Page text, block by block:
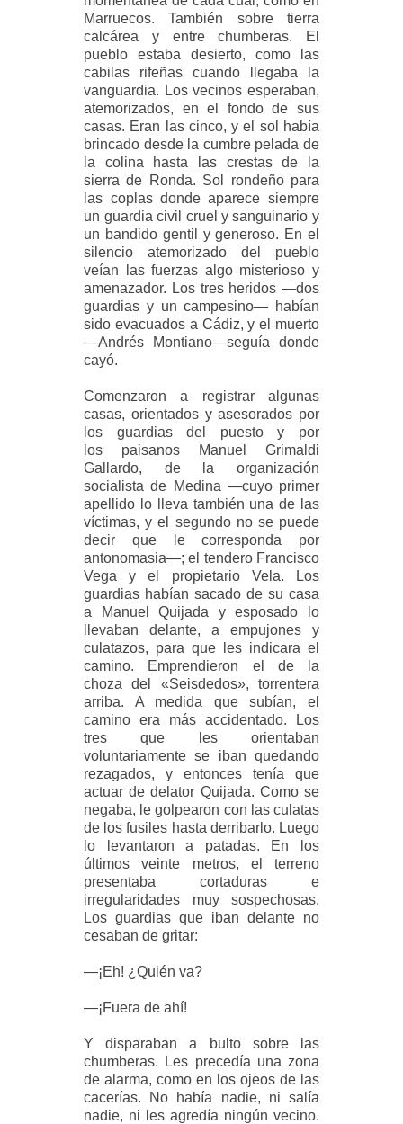
Marruecos. También sobre tierra
calcárea y entrechumberas. El
pueblo estaba desierto, como las
cabilas rifeñas cuando llegaba la
vanguardia. Los vecinos esperaban,
atemorizados, en el fondo de sus
casas. Eran las cinco, y el sol había
brincado desde la cumbre pelada de
la colina hasta las crestas de la
sierra de Ronda. Sol rondeño para
las coplas donde aparece siempre
un guardia civil cruel y sanguinario y
un bandido gentil y generoso. En el
silencio atemorizado del pueblo
veían las fuerzas algo misterioso y
amenazador. Los tres heridos —dos
guardias y uncampesino— habían
sido evacuados a Cádiz, y el muerto
—Andrés Montiano—seguía donde
cayó.
Comenzaron a registrar algunas
casas, orientados y asesorados por
los guardias del puesto y por
los paisanos Manuel Grimaldi
Gallardo, de la organización
socialista de Medina —cuyo primer
apellido lo
lleva también una de las
víctimas, y el segundo no se puede
decir que le corresponda por
antonomasia—;el tendero Francisco
Vega y el propietario Vela. Los
guardias habían sacado de su casa
a Manuel Quijada y esposado lo
llevaban delante, a empujones y
culatazos, para que les indicara el
camino. Emprendieron el de la
choza del «Seisdedos», torrentera
arriba. A medida que subían, el
camino era más accidentado.
Los
tres que les orientaban
voluntariamente se iban quedando
rezagados, y entonces tenía que
actuar dedelator Quijada. Como se
negaba, le golpearon con las culatas
de los fusiles hasta derribarlo. Luego
lo
levantaron a patadas. En los
últimos veinte metros, el terreno
presentaba cortaduras e
irregularidades muy sospechosas.
Los guardias que iban delante no
cesaban de gritar:
—¡Eh! ¿Quién va?
—¡Fuera de ahí!
Y disparaban a bulto sobre las
chumberas. Les precedía una zona
de alarma, como en los ojeos de las
cacerías. No había nadie, ni salía
nadie, ni les agredía ningún vecino.